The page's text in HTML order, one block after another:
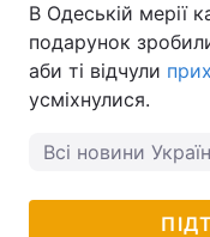
В Одеській мерії
подарунок
аби ті відчули
усміхнулися.
Всі новини